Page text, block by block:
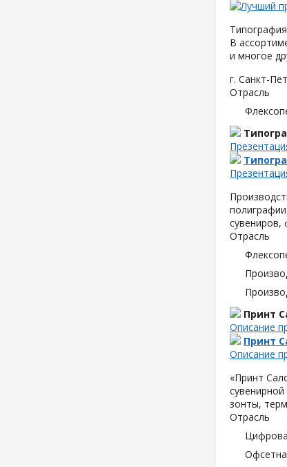
В
и многое
г. Санкт-
Отрасль
сувениров,
Отрасль
Принт
Описание
Принт
Описание
«Принт
зонты,
Отрасль